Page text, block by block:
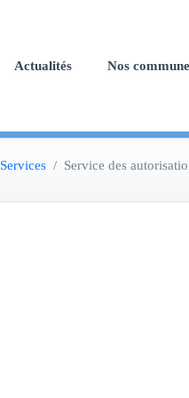
Actualités Nos
Services / Service des